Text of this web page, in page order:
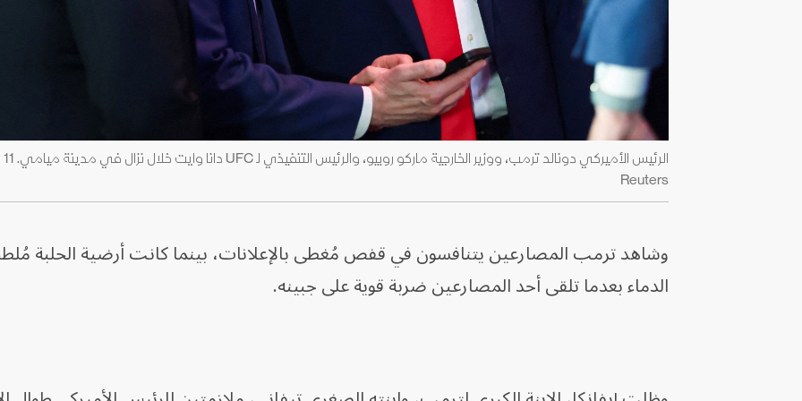
Reuters
وشاهد ترمب المصارعين يتنافسون في قفص مُغطى بالإعلانات، بينما كانت أرضية الحلبة
الدماء بعدما تلقى أحد المصارعين ضربة قوية على جبينه.